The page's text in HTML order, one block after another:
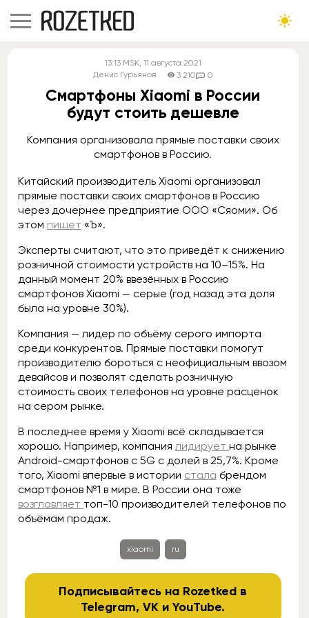
13:13 MSK, 11 августа 2021
Денис Гурьянов
3 210 0
Смартфоны Xiaomi в России
будут стоить дешевле
Компания организовала прямые поставки своих
смартфонов в Россию.
Китайский производитель Xiaomi организовал
прямые поставки своих смартфонов в Россию
через дочернее предприятие ООО «Сяоми». Об
этом пишет «Ъ».
Эксперты считают, что это приведёт к снижению
розничной стоимости устройств на 10–15%. На
данный момент 20% ввезённых в Россию
смартфонов Xiaomi — серые (год назад эта доля
была на уровне 30%).
Компания — лидер по объёму серого импорта
среди конкурентов. Прямые поставки помогут
производителю бороться с неофициальным ввозом
девайсов и позволят сделать розничную
стоимость своих телефонов на уровне расценок
на сером рынке.
В последнее время у Xiaomi всё складывается
хорошо. Например, компания лидирует на рынке
Android-смартфонов с 5G с долей в 25,7%. Кроме
того, Xiaomi впервые в истории стала брендом
смартфонов №1 в мире. В России она тоже
возглавляет топ-10 производителей телефонов по
объёмам продаж.
xiaomi ru
Подписывайтесь на Rozetked в
Telegram,VK иYouTube.